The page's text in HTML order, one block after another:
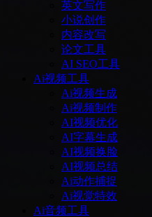
英文写作
小说创作
内容改写
论文工具
AI SEO工具
Ai视频工具
Ai视频生成
Ai视频制作
AI视频优化
AI字幕生成
AI视频换脸
AI视频总结
Ai动作捕捉
Ai视觉特效
Ai音频工具